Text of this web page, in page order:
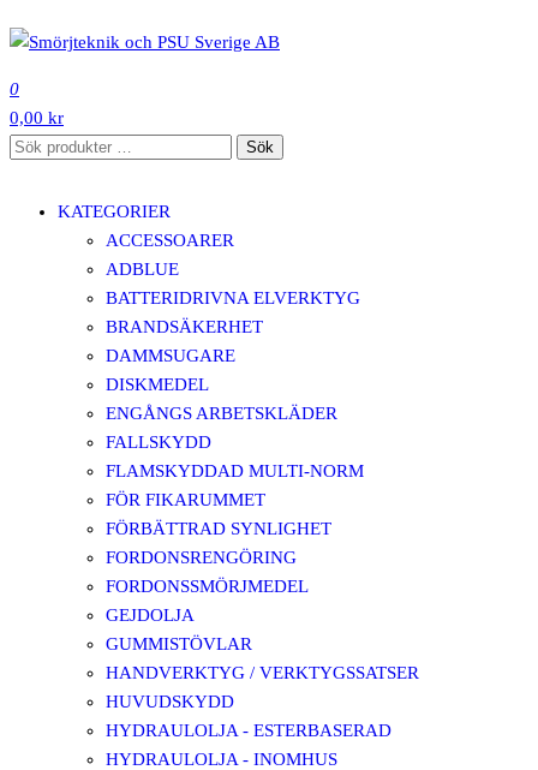
till
innehåll
0
0,00 kr
Sök
Sök
KATEGORIER
ACCESSOARER
ADBLUE
BATTERIDRIVNA ELVERKTYG
BRANDSÄKERHET
DAMMSUGARE
DISKMEDEL
ENGÅNGS ARBETSKLÄDER
FALLSKYDD
FLAMSKYDDAD MULTI-NORM
FÖR FIKARUMMET
FÖRBÄTTRAD SYNLIGHET
FORDONSRENGÖRING
FORDONSSMÖRJMEDEL
GEJDOLJA
GUMMISTÖVLAR
HANDVERKTYG / VERKTYGSSATSER
HUVUDSKYDD
HYDRAULOLJA - ESTERBASERAD
HYDRAULOLJA - INOMHUS